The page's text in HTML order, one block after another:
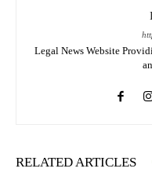
Legal News Website
RELATED ARTICLES